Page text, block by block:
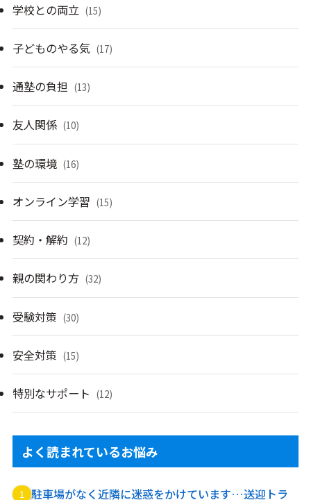
学校との両立 (15)
子どものやる気 (17)
通塾の負担 (13)
友人関係 (10)
塾の環境 (16)
オンライン学習 (15)
契約・解約 (12)
親の関わり方 (32)
受験対策 (30)
安全対策 (15)
特別なサポート (12)
よく読まれているお悩み
駐車場がなく近隣に迷惑をかけています…送迎トラ